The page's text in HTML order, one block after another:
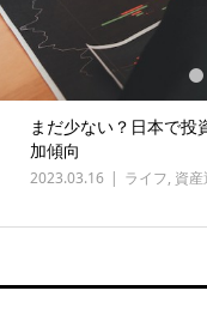
まだ少ない？日本で投
加傾向
2023.03.16 ライフ, 資産
1